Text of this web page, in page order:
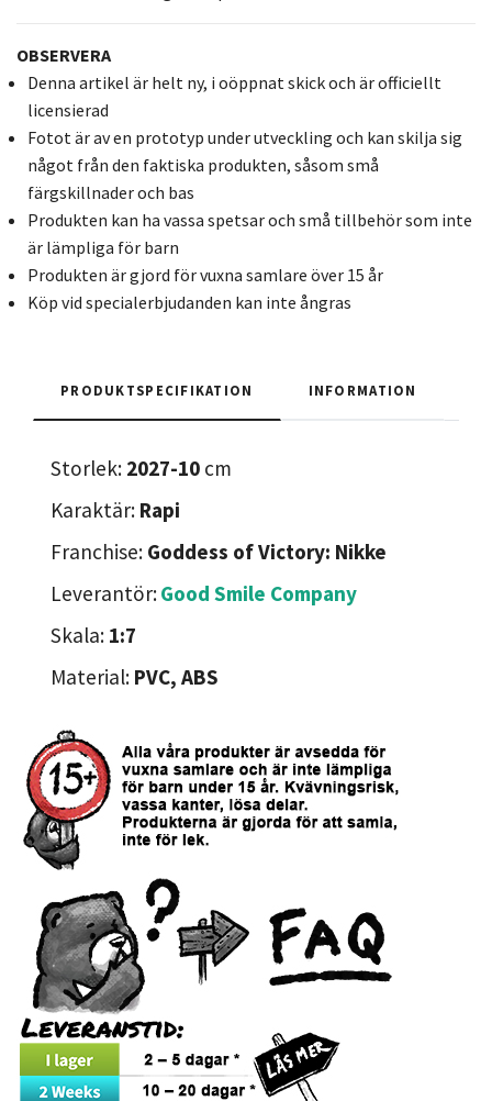
OBSERVERA
Denna artikel är helt ny, i oöppnat skick och är officiellt
licensierad
Fotot är av en prototyp under utveckling och kan skilja sig
något från den faktiska produkten, såsom små
färgskillnader och bas
Produkten kan ha vassa spetsar och små tillbehör som inte
är lämpliga för barn
Produkten är gjord för vuxna samlare över 15 år
Köp vid specialerbjudanden kan inte ångras
PRODUKTSPECIFIKATION INFORMATION
Storlek: 2027-10 cm
Karaktär: Rapi
Franchise: Goddess of Victory: Nikke
Leverantör:Good Smile Company
Skala: 1:7
Material: PVC, ABS